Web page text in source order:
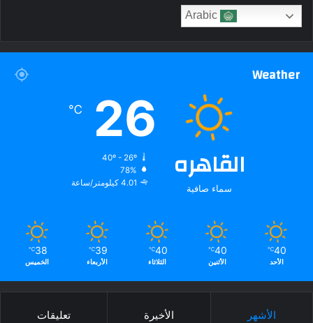
Weather
القاهره
سماء صافية
26
℃
40º - 26º
78%
4.01 كيلومتر/ساعة
40
℃
الأحد
40
℃
الأثنين
40
℃
الثلاثاء
39
℃
الأربعاء
38
℃
الخميس
الأشهر الأخيرة تعليقات